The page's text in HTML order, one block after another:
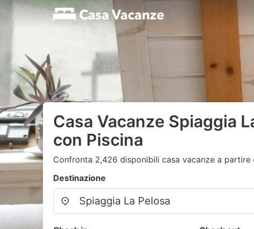
Casa Vacanze Spiaggia
con Piscina
Confronta 2,426 disponibili casa vacanze a partire
Destinazione